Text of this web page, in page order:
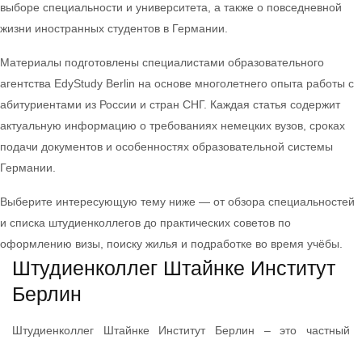
выборе специальности и университета, а также о повседневной
жизни иностранных студентов в Германии.
Материалы подготовлены специалистами образовательного
агентства EdyStudy Berlin на основе многолетнего опыта работы с
абитуриентами из России и стран СНГ. Каждая статья содержит
актуальную информацию о требованиях немецких вузов, сроках
подачи документов и особенностях образовательной системы
Германии.
Выберите интересующую тему ниже — от обзора специальностей
и списка штудиенколлегов до практических советов по
оформлению визы, поиску жилья и подработке во время учёбы.
Штудиенколлег Штайнке Институт
Берлин
Штудиенколлег Штайнке Институт Берлин – это частный